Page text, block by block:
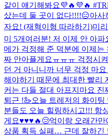
같이 얘기해봐요💜🔥💜🔥
샀는데 둘 곳이 없다!!!!😑아사
자요! (재혁이형 따라하기)미
미 5개 여러분! 저 이제 안 아
메가 걱정해 준 덕분에 이제
짜 안아플게요ㅠㅠㅠ 걱정시
던 거 아니니까 너무 걱정 마
해야하기 때문에 최대한 빨리
커는 다들 절대 아프지마요 진
퇴근 !🦢오늘 트레저의 화이
분들도 오늘 힐링하시고!!! 항
게요♥️♥️♥️🔥 😢억이랑 오래간
상품 획득 실패… 근데 잘하